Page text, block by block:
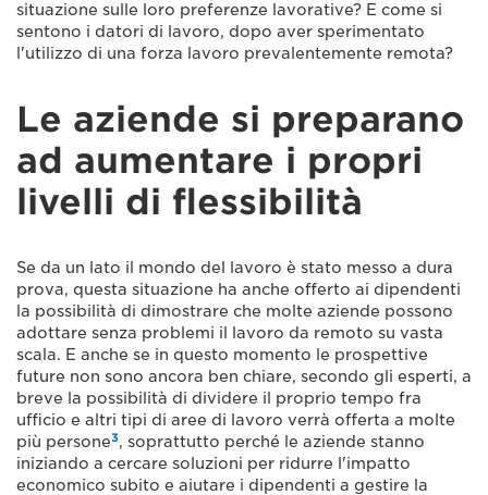
situazione sulle loro preferenze lavorative? E come si
sentono i datori di lavoro, dopo aver sperimentato
l'utilizzo di una forza lavoro prevalentemente remota?
Le aziende si preparano
ad aumentare i propri
livelli di flessibilità
Se da un lato il mondo del lavoro è stato messo a dura
prova, questa situazione ha anche offerto ai dipendenti
la possibilità di dimostrare che molte aziende possono
adottare senza problemi il lavoro da remoto su vasta
scala. E anche se in questo momento le prospettive
future non sono ancora ben chiare, secondo gli esperti, a
breve la possibilità di dividere il proprio tempo fra
ufficio e altri tipi di aree di lavoro verrà offerta a molte
più persone3, soprattutto perché le aziende stanno
iniziando a cercare soluzioni per ridurre l'impatto
economico subito e aiutare i dipendenti a gestire la